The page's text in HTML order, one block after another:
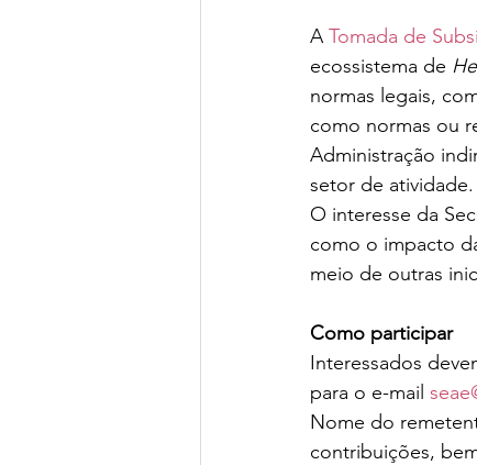
A Tomada de
ecossistema de
normas legais,
como normas ou
Administração
setor de atividade.
O interesse da
como o impacto
meio de outras
Como participar
Interessados
para o e-mail
Nome do
contribuições,